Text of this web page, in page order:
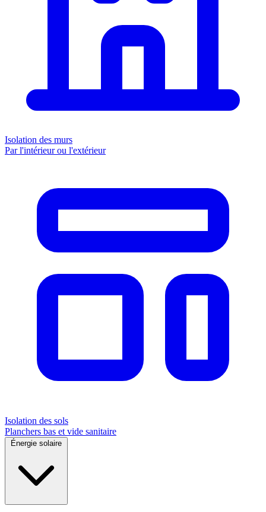
Isolation des murs
Par l'intérieur ou l'extérieur
Isolation des sols
Planchers bas et vide sanitaire